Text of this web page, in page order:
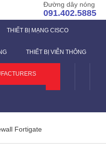
Đường dây nóng
091.402.5885
THIẾT BỊ MẠNG CISCO
THIẾT BỊ VIỄN THÔNG
Fortigate